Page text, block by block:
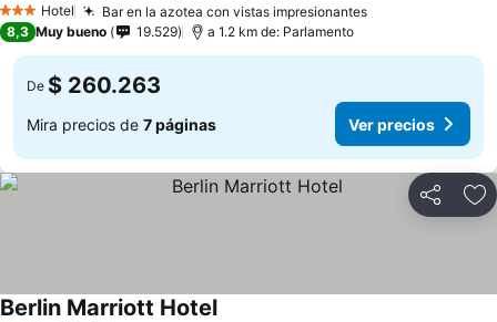
3 Estrellas
Hotel Bar en la azotea con vistas impresionantes
8,3 Muy bueno 19.529 a 1.2 km de: Parlamento
De $ 260.263
Mira precios de 7 páginas Ver precios
Compartir
Berlin Marriott Hotel